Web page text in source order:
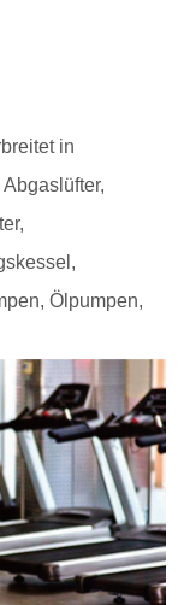
in
Ölpumpen,